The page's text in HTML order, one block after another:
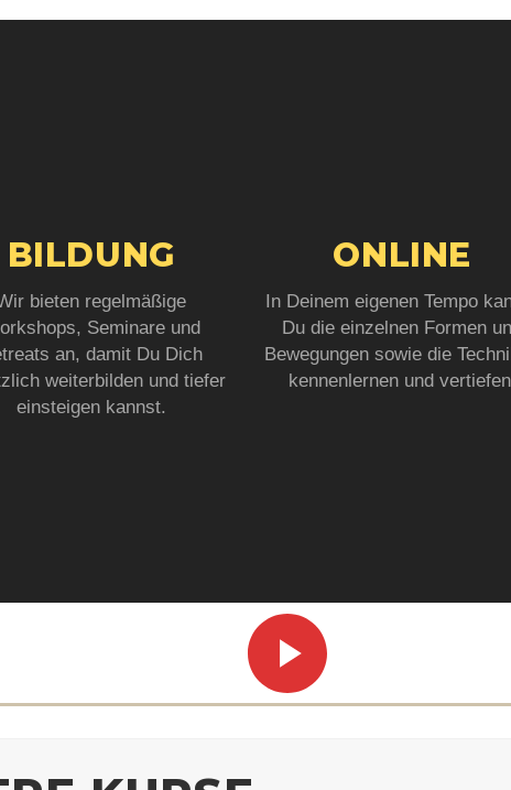
BILDUNG
bieten regelmäßige
Seminare und
an, damit Du Dich
weiterbilden und tiefer
einsteigen kannst.
ONLINE
In Deinem eigenen Tempo
Du die einzelnen Formen
Bewegungen sowie die
kennenlernen und